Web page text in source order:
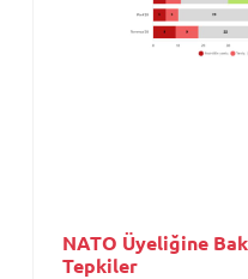
NATO Üyeliğine
Tepkiler